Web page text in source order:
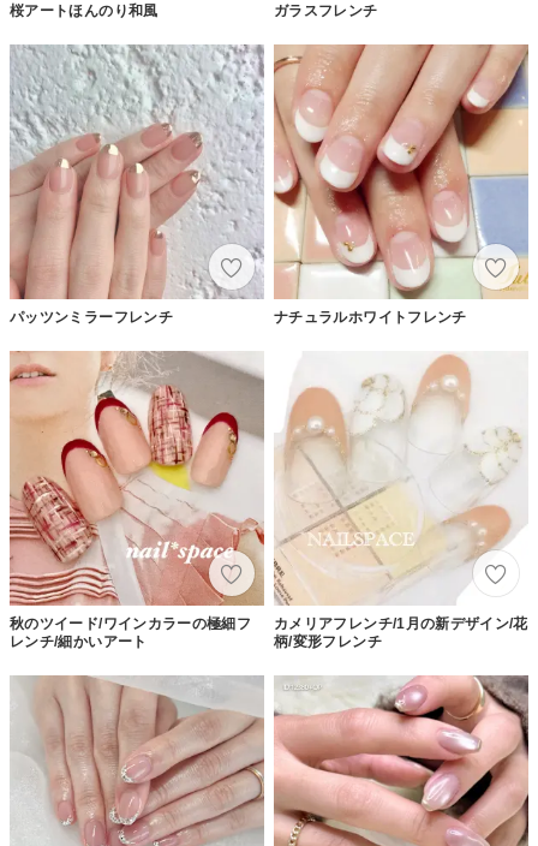
桜アートほんのり和風 ガラスフレンチ
パッツンミラーフレンチ ナチュラルホワイトフレンチ
秋のツイード/ワインカラーの極細フ
レンチ/細かいアート
カメリアフレンチ/1月の新デザイン/花
柄/変形フレンチ